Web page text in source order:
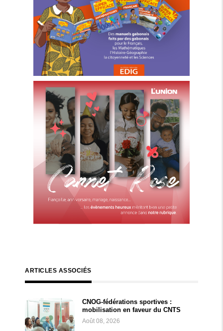
ARTICLES ASSOCIÉS
CNOG-fédérations sportives :
mobilisation en faveur du CNTS
Août 08, 2026